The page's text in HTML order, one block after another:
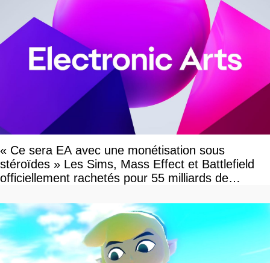
« Ce sera EA avec une monétisation sous
stéroïdes » Les Sims, Mass Effect et Battlefield
officiellement rachetés pour 55 milliards de